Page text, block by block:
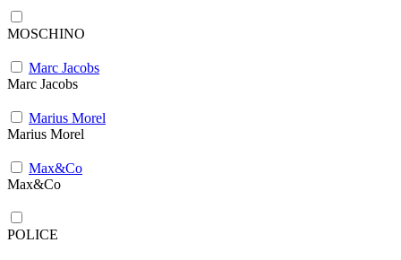
MOSCHINO
Marc Jacobs
Marc Jacobs
Marius Morel
Marius Morel
Max&Co
Max&Co
POLICE